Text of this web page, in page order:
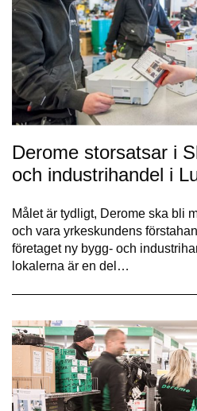
Derome storsatsar i
och industrihandel i
Målet är tydligt, Derome ska bli
och vara yrkeskundens
företaget ny bygg- och
lokalerna är en del…